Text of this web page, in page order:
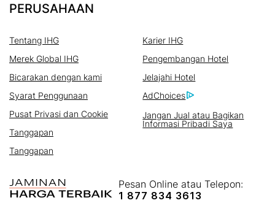
PERUSAHAAN
Tentang IHG
Karier IHG
Merek Global IHG
Pengembangan Hotel
Bicarakan dengan kami
Jelajahi Hotel
Syarat Penggunaan
AdChoices
Pusat Privasi dan Cookie
Jangan Jual atau Bagikan
Informasi Pribadi Saya
Tanggapan
Tanggapan
Pesan Online atau Telepon:
1 877 834 3613